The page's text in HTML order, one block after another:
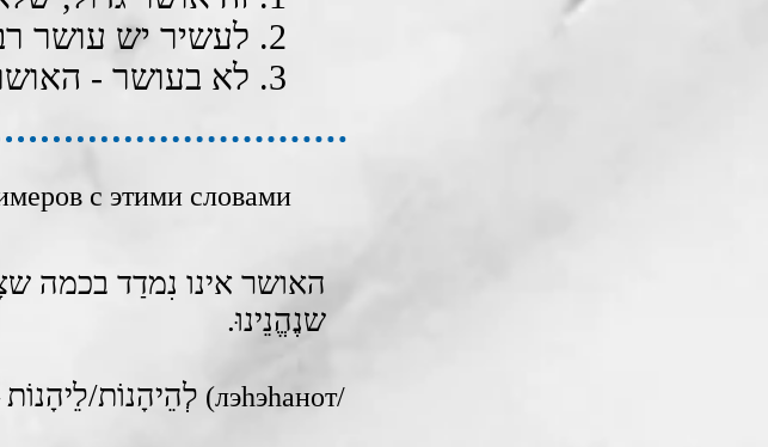
2. לעשיר יש עושר רב.
3. לא בעושר - האושר, אֶלָא בְּחַיֵי צֶדֶק ויוֹשֶר.
с этими словами
האושר אינו נִמדַד בכמה
שנֶהֱנֵינוּ.
לְהֵיהָנוֹת/לֵיהָנוֹת ‎ (лэhэhанот/